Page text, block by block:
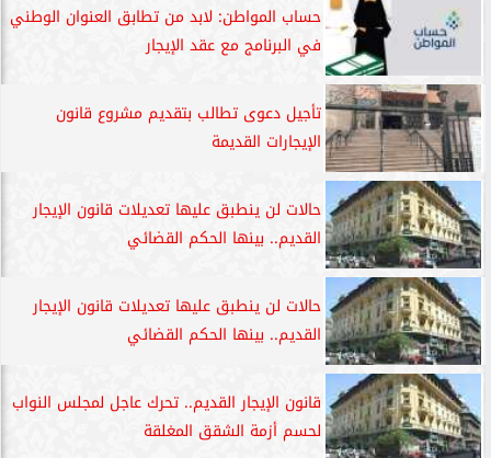
حساب المواطن: لابد من تطابق العنوان الوطني
في البرنامج مع عقد الإيجار
تأجيل دعوى تطالب بتقديم مشروع قانون
الإيجارات القديمة
حالات لن ينطبق عليها تعديلات قانون الإيجار
القديم.. بينها الحكم القضائي
حالات لن ينطبق عليها تعديلات قانون الإيجار
القديم.. بينها الحكم القضائي
قانون الإيجار القديم.. تحرك عاجل لمجلس النواب
لحسم أزمة الشقق المغلقة